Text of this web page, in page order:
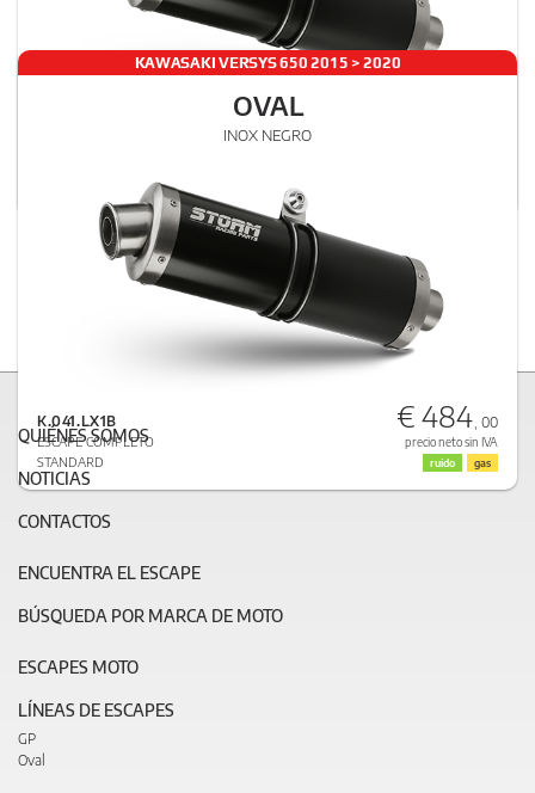
KAWASAKI VERSYS 650 2015 > 2020
OVAL
INOX NEGRO
K.041.LX1B
ESCAPE COMPLETO
STANDARD
€ 484, 00
precio neto sin IVA
ruido gas
QUIÉNES SOMOS
NOTICIAS
CONTACTOS
ENCUENTRA EL ESCAPE
BÚSQUEDA POR MARCA DE MOTO
ESCAPES MOTO
LÍNEAS DE ESCAPES
GP
Oval